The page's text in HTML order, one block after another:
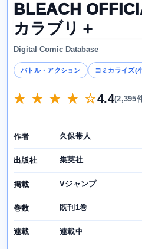
BLEACH
カラブリ＋
Digital Comic Database
バトル・アクション コミカライズ(
★ ★ ★ ★ ☆4.4(2,395
作者 久保帯人
出版社 集英社
掲載 Vジャンプ
巻数 既刊1巻
連載 連載中